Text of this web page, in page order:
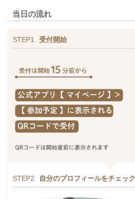
当日の流れ
STEP1 受付開始
STEP2 自分のプロフィールをチェック